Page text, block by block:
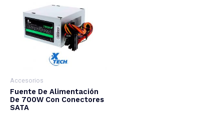
Accesorios
Fuente De Alimentación
De 700W Con Conectores
SATA